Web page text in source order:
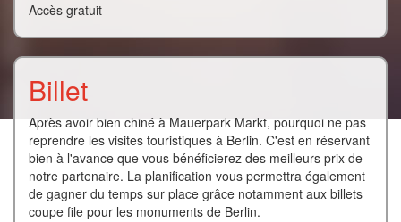
Accès gratuit
Billet
Après avoir bien chiné à Mauerpark Markt, pourquoi ne pas
reprendre les visites touristiques à Berlin. C'est en réservant
bien à l'avance que vous bénéficierez des meilleurs prix de
notre partenaire. La planification vous permettra également
de gagner du temps sur place grâce notamment aux billets
coupe file pour les monuments de Berlin.